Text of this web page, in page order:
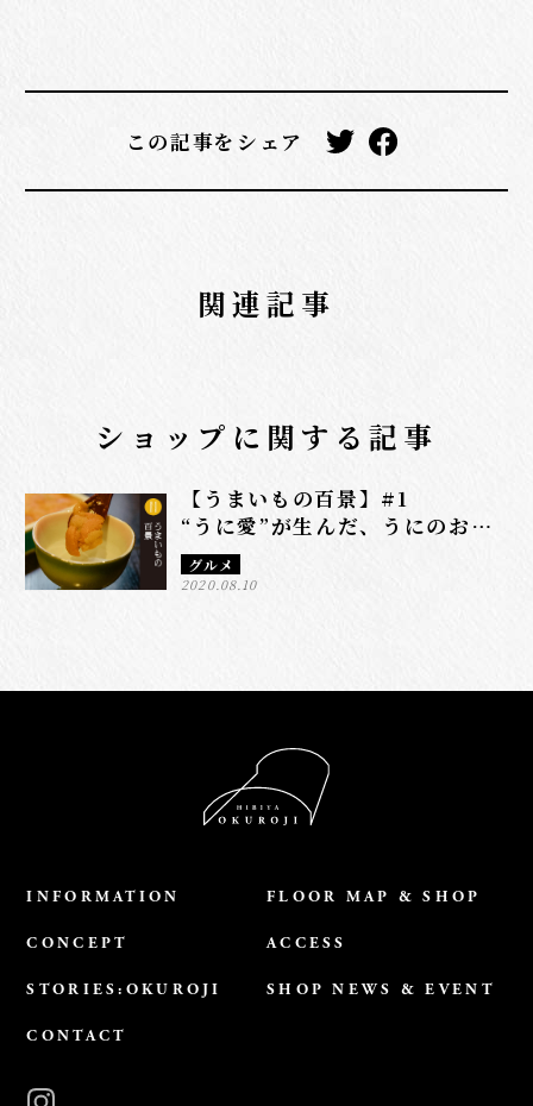
この記事をシェア
関連記事
ショップに関する記事
グルメ
2020.08.10
【うまいもの百景】#1
“うに愛”が生んだ、うにのおい
しさの新境地。
INFORMATION FLOOR MAP & SHOP
CONCEPT ACCESS
STORIES:OKUROJI SHOP NEWS & EVENT
CONTACT